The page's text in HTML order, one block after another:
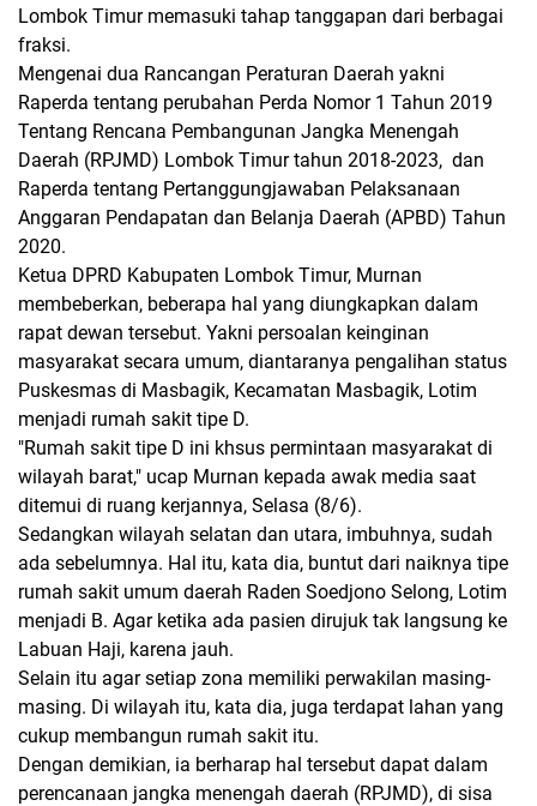
Lombok Timur memasuki tahap tanggapan dari berbagai
fraksi.
Mengenai dua Rancangan Peraturan Daerah yakni
Raperda tentang perubahan Perda Nomor 1 Tahun 2019
Tentang Rencana Pembangunan Jangka Menengah
Daerah (RPJMD) Lombok Timur tahun 2018-2023, dan
Raperda tentang Pertanggungjawaban Pelaksanaan
Anggaran Pendapatan dan Belanja Daerah (APBD) Tahun
2020.
Ketua DPRD Kabupaten Lombok Timur, Murnan
membeberkan, beberapa hal yang diungkapkan dalam
rapat dewan tersebut. Yakni persoalan keinginan
masyarakat secara umum, diantaranya pengalihan status
Puskesmas di Masbagik, Kecamatan Masbagik, Lotim
menjadi rumah sakit tipe D.
"Rumah sakit tipe D ini khsus permintaan masyarakat di
wilayah barat," ucap Murnan kepada awak media saat
ditemui di ruang kerjannya, Selasa (8/6).
Sedangkan wilayah selatan dan utara, imbuhnya, sudah
ada sebelumnya. Hal itu, kata dia, buntut dari naiknya tipe
rumah sakit umum daerah Raden Soedjono Selong, Lotim
menjadi B. Agar ketika ada pasien dirujuk tak langsung ke
Labuan Haji, karena jauh.
Selain itu agar setiap zona memiliki perwakilan masing-
masing. Di wilayah itu, kata dia, juga terdapat lahan yang
cukup membangun rumah sakit itu.
Dengan demikian, ia berharap hal tersebut dapat dalam
perencanaan jangka menengah daerah (RPJMD), di sisa